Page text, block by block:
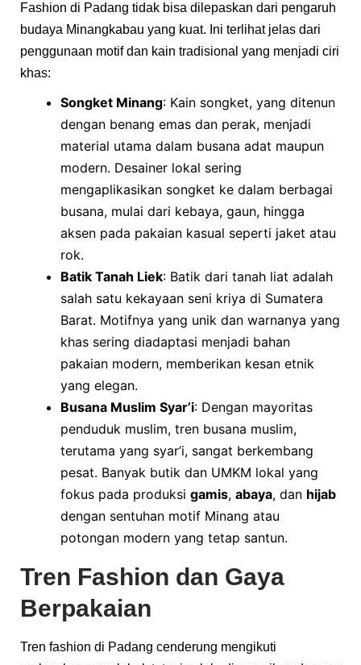
Fashion di Padang tidak bisa dilepaskan dari pengaruh
budaya Minangkabau yang kuat. Ini terlihat jelas dari
penggunaan motif dan kain tradisional yang menjadi ciri
khas:
Songket Minang: Kain songket, yang ditenun
dengan benang emas dan perak, menjadi
material utama dalam busana adat maupun
modern. Desainer lokal sering
mengaplikasikan songket ke dalam berbagai
busana, mulai dari kebaya, gaun, hingga
aksen pada pakaian kasual seperti jaket atau
rok.
Batik Tanah Liek: Batik dari tanah liat adalah
salah satu kekayaan seni kriya di Sumatera
Barat. Motifnya yang unik dan warnanya yang
khas sering diadaptasi menjadi bahan
pakaian modern, memberikan kesan etnik
yang elegan.
Busana Muslim Syar’i: Dengan mayoritas
penduduk muslim, tren busana muslim,
terutama yang syar’i, sangat berkembang
pesat. Banyak butik dan UMKM lokal yang
fokus pada produksi gamis, abaya, dan hijab
dengan sentuhan motif Minang atau
potongan modern yang tetap santun.
Tren Fashion dan Gaya
Berpakaian
Tren fashion di Padang cenderung mengikuti